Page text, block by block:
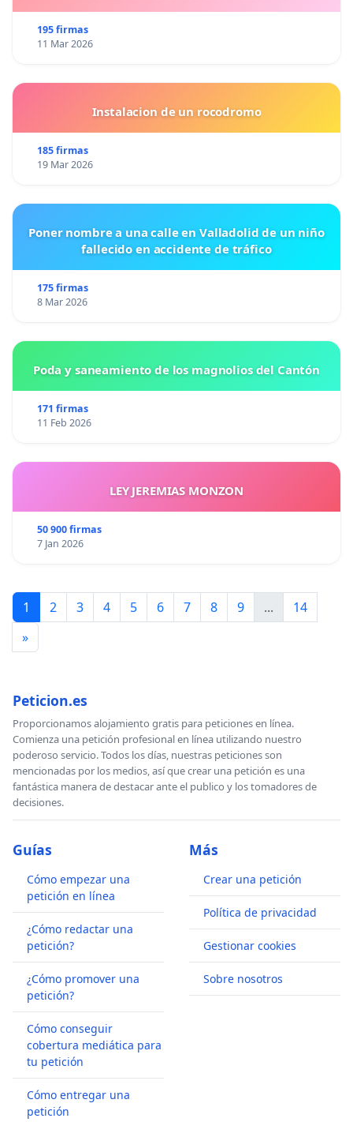
195 firmas
11 Mar 2026
Instalacion de un rocodromo
185 firmas
19 Mar 2026
Poner nombre a una calle en Valladolid de un niño
fallecido en accidente de tráfico
175 firmas
8 Mar 2026
Poda y saneamiento de los magnolios del Cantón
171 firmas
11 Feb 2026
LEY JEREMIAS MONZON
50 900 firmas
7 Jan 2026
1 2 3 4 5 6 7 8 9 ...
14
»
Peticion.es
Proporcionamos alojamiento gratis para peticiones en línea.
Comienza una petición profesional en línea utilizando nuestro
poderoso servicio. Todos los días, nuestras peticiones son
mencionadas por los medios, así que crear una petición es una
fantástica manera de destacar ante el publico y los tomadores de
decisiones.
Guías
Cómo empezar una
petición en línea
¿Cómo redactar una
petición?
¿Cómo promover una
petición?
Cómo conseguir
cobertura mediática para
tu petición
Cómo entregar una
petición
Más
Crear una petición
Política de privacidad
Gestionar cookies
Sobre nosotros